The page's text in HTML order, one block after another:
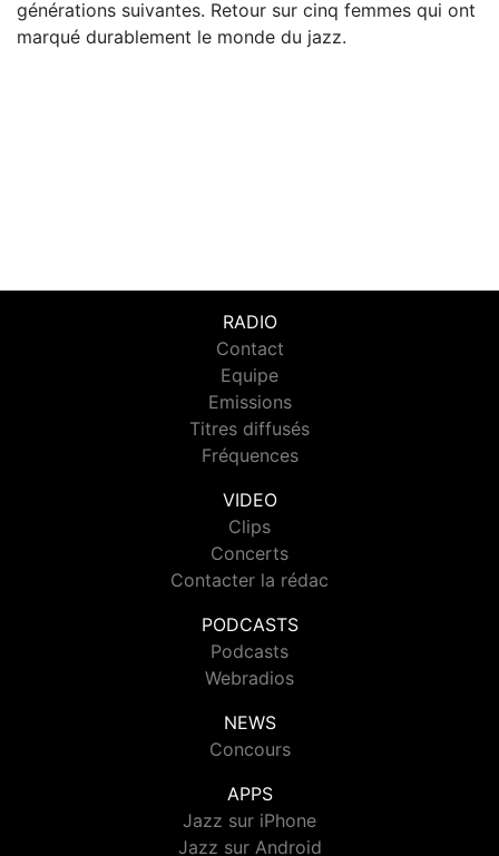
générations suivantes. Retour sur cinq femmes qui ont
marqué durablement le monde du jazz.
RADIO
Contact
Equipe
Emissions
Titres diffusés
Fréquences
VIDEO
Clips
Concerts
Contacter la rédac
PODCASTS
Podcasts
Webradios
NEWS
Concours
APPS
Jazz sur iPhone
Jazz sur Android